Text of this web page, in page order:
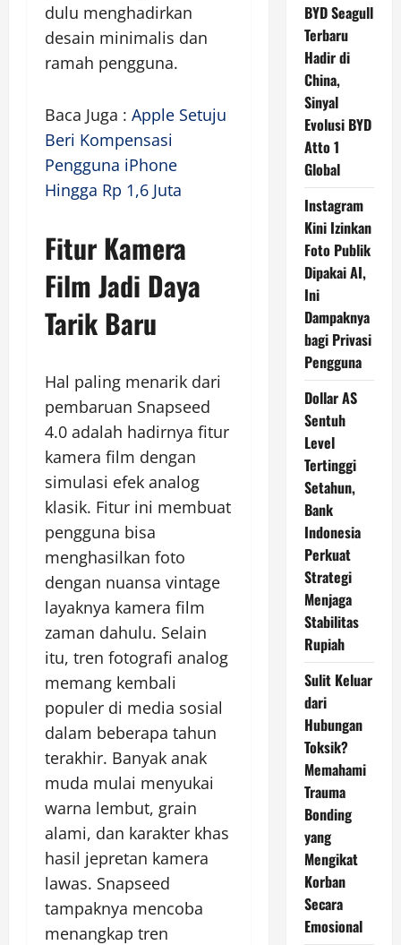
dulu menghadirkan
desain minimalis dan
ramah pengguna.
Baca Juga : Apple Setuju
Beri Kompensasi
Pengguna iPhone
Hingga Rp 1,6 Juta
Fitur Kamera
Film Jadi Daya
Tarik Baru
Hal paling menarik dari
pembaruan Snapseed
4.0 adalah hadirnya fitur
kamera film dengan
simulasi efek analog
klasik. Fitur ini membuat
pengguna bisa
menghasilkan foto
dengan nuansa vintage
layaknya kamera film
zaman dahulu. Selain
itu, tren fotografi analog
memang kembali
populer di media sosial
dalam beberapa tahun
terakhir. Banyak anak
muda mulai menyukai
warna lembut, grain
alami, dan karakter khas
hasil jepretan kamera
lawas. Snapseed
tampaknya mencoba
menangkap tren
BYD Seagull
Terbaru
Hadir di
China,
Sinyal
Evolusi BYD
Atto 1
Global
Instagram
Kini Izinkan
Foto Publik
Dipakai AI,
Ini
Dampaknya
bagi Privasi
Pengguna
Dollar AS
Sentuh
Level
Tertinggi
Setahun,
Bank
Indonesia
Perkuat
Strategi
Menjaga
Stabilitas
Rupiah
Sulit Keluar
dari
Hubungan
Toksik?
Memahami
Trauma
Bonding
yang
Mengikat
Korban
Secara
Emosional